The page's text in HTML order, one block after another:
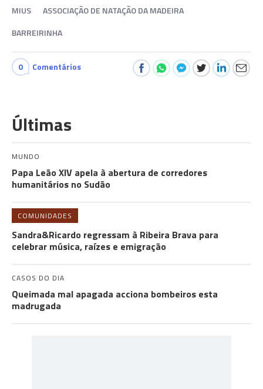
MIUS
ASSOCIAÇÃO DE NATAÇÃO DA MADEIRA
BARREIRINHA
0 Comentários
Últimas
MUNDO
Papa Leão XIV apela à abertura de corredores
humanitários no Sudão
COMUNIDADES
Sandra&Ricardo regressam à Ribeira Brava para
celebrar música, raízes e emigração
CASOS DO DIA
Queimada mal apagada acciona bombeiros esta
madrugada